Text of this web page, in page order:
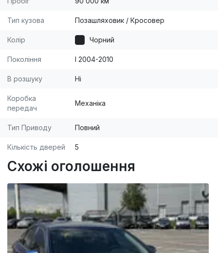
Тип кузова Позашляховик / Кросовер
Колір Чорний
Покоління I 2004-2010
В розшуку Ні
Коробка
передач
Механіка
Тип Приводу Повний
Кількість дверей 5
Схожі оголошення